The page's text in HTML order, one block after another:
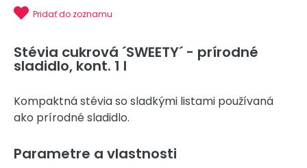
Pridať do zoznamu
Stévia cukrová ´SWEETY´ - prírodné
sladidlo, kont. 1 l
Kompaktná stévia so sladkými listami používaná
ako prírodné sladidlo.
Parametre a vlastnosti